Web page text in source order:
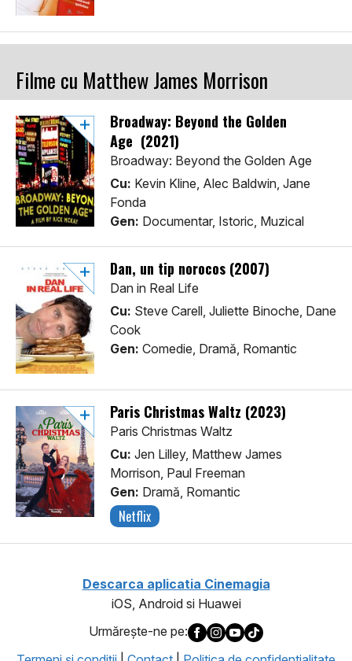
Filme cu Matthew James Morrison
Broadway: Beyond the Golden
Age (2021)
Broadway: Beyond the Golden Age
Cu: Kevin Kline, Alec Baldwin, Jane
Fonda
Gen: Documentar, Istoric, Muzical
Dan, un tip norocos (2007)
Dan in Real Life
Cu: Steve Carell, Juliette Binoche, Dane
Cook
Gen: Comedie, Dramă, Romantic
Paris Christmas Waltz (2023)
Paris Christmas Waltz
Cu: Jen Lilley, Matthew James
Morrison, Paul Freeman
Gen: Dramă, Romantic
Netflix
Descarca aplicatia Cinemagia
iOS, Android si Huawei
Urmăreşte-ne pe: